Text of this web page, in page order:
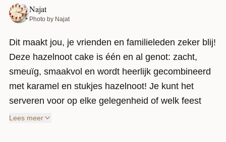
Najat
Photo by Najat
Dit maakt jou, je vrienden en familieleden zeker blij!
Deze hazelnoot cake is één en al genot: zacht,
smeuïg, smaakvol en wordt heerlijk gecombineerd
met karamel en stukjes hazelnoot! Je kunt het
serveren voor op elke gelegenheid of welk feest
dan ook.
Lees meer